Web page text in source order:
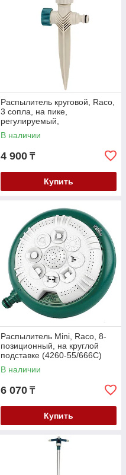
Распылитель круговой, Raco,
3 сопла, на пике,
регулируемый,
динамический (4260-
55/665C)
В наличии
4 900 ₸
Купить
Распылитель Mini, Raco, 8-
позиционный, на круглой
подставке (4260-55/666C)
В наличии
6 070 ₸
Купить